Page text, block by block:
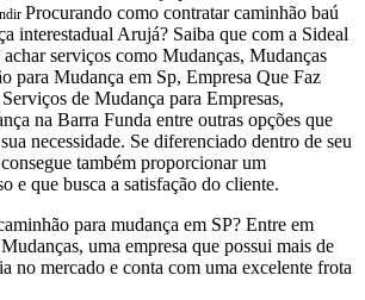
Procurando como contratar caminhão baú
interestadual Arujá? Saiba que com a Sideal
serviços como Mudanças, Mudanças
para Mudança em Sp, Empresa Que Faz
de Mudança para Empresas,
na Barra Funda entre outras opções que
necessidade. Se diferenciado dentro de seu
também proporcionar um
e que busca a satisfação do cliente.
para mudança em SP? Entre em
uma empresa que possui mais de
no mercado e conta com uma excelente frota